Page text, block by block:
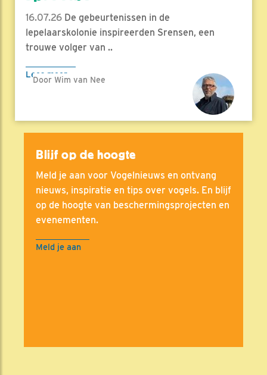
16.07.26 De gebeurtenissen in de
lepelaarskolonie inspireerden Srensen, een
trouwe volger van ..
Lees meer
Door Wim van Nee
Blijf op de hoogte
Meld je aan voor Vogelnieuws en ontvang
nieuws, inspiratie en tips over vogels. En blijf
op de hoogte van beschermingsprojecten en
evenementen.
Meld je aan